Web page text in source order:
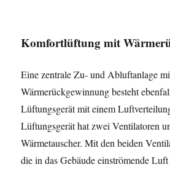
Komfortlüftung mit
Eine zentrale Zu- und Abluftanlage
Wärmerückgewinnung besteht
Lüftungsgerät mit einem
Lüftungsgerät hat zwei Ventilatoren
Wärmetauscher. Mit den beiden
die in das Gebäude einströmende